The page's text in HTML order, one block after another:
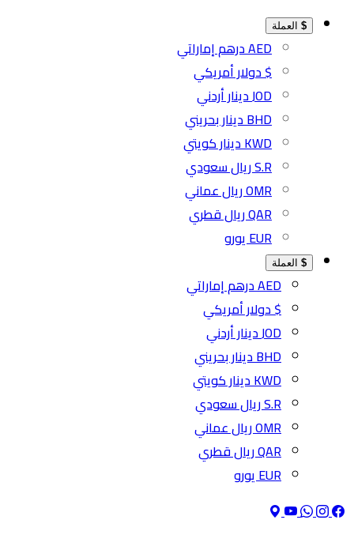
العملة
AED درهم إماراتي
$ دولار أمريكي
JOD دينار أردني
BHD دينار بحريني
KWD دينار كويتي
S.R ريال سعودي
OMR ريال عماني
QAR ريال قطري
EUR يورو
العملة
AED درهم إماراتي
$ دولار أمريكي
JOD دينار أردني
BHD دينار بحريني
KWD دينار كويتي
S.R ريال سعودي
OMR ريال عماني
QAR ريال قطري
EUR يورو